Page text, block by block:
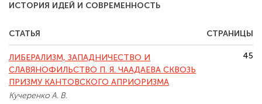
ИСТОРИЯ ИДЕЙ И СОВРЕМЕННОСТЬ
СТАТЬЯ СТРАНИЦЫ
ЛИБЕРАЛИЗМ, ЗАПАДНИЧЕСТВО И
СЛАВЯНОФИЛЬСТВО П. Я. ЧААДАЕВА СКВОЗЬ
ПРИЗМУ КАНТОВСКОГО АПРИОРИЗМА
Кучеренко А. В.
45